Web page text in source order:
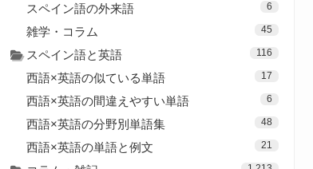
スペイン語の外来語 6
雑学・コラム 45
スペイン語と英語 116
西語×英語の似ている単語 17
西語×英語の間違えやすい単語 6
西語×英語の分野別単語集 48
西語×英語の単語と例文 21